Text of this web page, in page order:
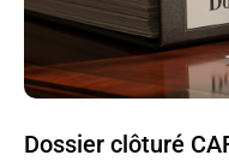
Dossier clôturé